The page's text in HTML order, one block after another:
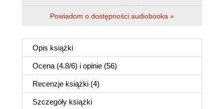
Powiadom o dostępności audiobooka »
Opis książki
Ocena (4.8/6) i opinie (56)
Recenzje książki (4)
Szczegóły książki